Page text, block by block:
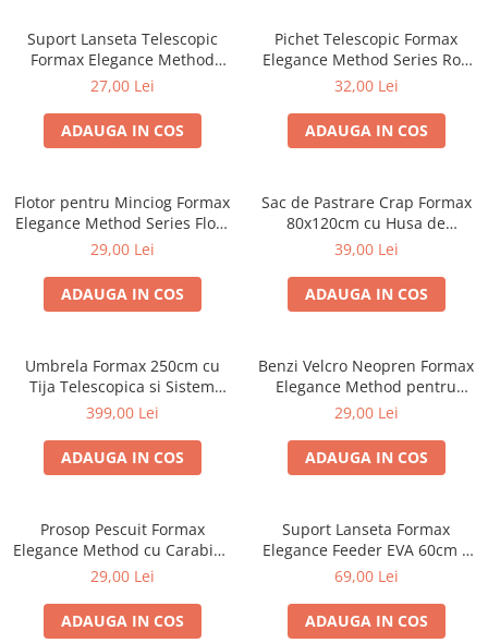
Suport Lanseta Telescopic
Formax Elegance Method
Series 40-60cm | Formax
27,00 Lei
ADAUGA IN COS
Pichet Telescopic Formax
Elegance Method Series Rod
Rest 60-90cm | Formax
32,00 Lei
ADAUGA IN COS
Flotor pentru Minciog Formax
Elegance Method Series Float
| Formax
29,00 Lei
ADAUGA IN COS
Sac de Pastrare Crap Formax
80x120cm cu Husa de
Transport | Formax
39,00 Lei
ADAUGA IN COS
Umbrela Formax 250cm cu
Tija Telescopica si Sistem
Inclinabil | Formax
399,00 Lei
ADAUGA IN COS
Benzi Velcro Neopren Formax
Elegance Method pentru
Lansete Set 2 Buc | Formax
29,00 Lei
ADAUGA IN COS
Prosop Pescuit Formax
Elegance Method cu Carabina
60x40cm | Formax
29,00 Lei
ADAUGA IN COS
Suport Lanseta Formax
Elegance Feeder EVA 60cm |
Formax
69,00 Lei
ADAUGA IN COS